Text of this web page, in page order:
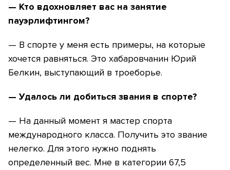
— Кто вдохновляет вас на занятие
пауэрлифтингом?
— В спорте у меня есть примеры, на которые
хочется равняться. Это хабаровчанин Юрий
Белкин, выступающий в троеборье.
— Удалось ли добиться звания в спорте?
— На данный момент я мастер спорта
международного класса. Получить это звание
нелегко. Для этого нужно поднять
определенный вес. Мне в категории 67,5